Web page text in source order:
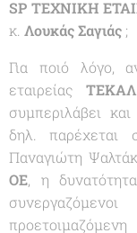
SP ΤΕΧΝΙΚΗ
κ. Λουκάς Σαγιάς ;
Για ποιό λόγο,
εταιρείας
συμπεριλάβει
δηλ. παρέχεται
Παναγιώτη
ΟΕ, η